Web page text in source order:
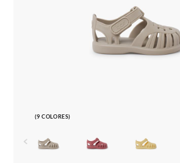
(9 COLORES)